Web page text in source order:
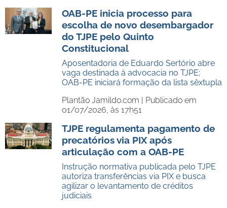
OAB-PE inicia processo para
escolha de novo desembargador
do TJPE pelo Quinto
Constitucional
Aposentadoria de Eduardo Sertório abre
vaga destinada à advocacia no TJPE;
OAB-PE iniciará formação da lista sêxtupla
Plantão Jamildo.com | Publicado em
01/07/2026, às 17h51
TJPE regulamenta pagamento de
precatórios via PIX após
articulação com a OAB-PE
Instrução normativa publicada pelo TJPE
autoriza transferências via PIX e busca
agilizar o levantamento de créditos
judiciais